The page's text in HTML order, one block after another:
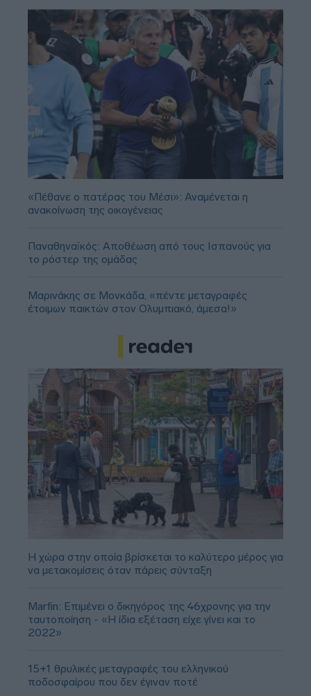
«Πέθανε ο πατέρας του Μέσι»: Αναμένεται η
ανακοίνωση της οικογένειας
Παναθηναϊκός: Αποθέωση από τους Ισπανούς για
το ρόστερ της ομάδας
Μαρινάκης σε Μονκάδα, «πέντε μεταγραφές
έτοιμων παικτών στον Ολυμπιακό, άμεσα!»
Η χώρα στην οποία βρίσκεται το καλύτερο μέρος για
να μετακομίσεις όταν πάρεις σύνταξη
Marfin: Επιμένει ο δικηγόρος της 46χρονης για την
ταυτοποίηση - «Η ίδια εξέταση είχε γίνει και το
2022»
15+1 θρυλικές μεταγραφές του ελληνικού
ποδοσφαίρου που δεν έγιναν ποτέ